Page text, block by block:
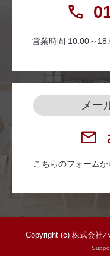
営業時間 10:00～
メー
こちらのフォーム
Copyright (c) 株式会社